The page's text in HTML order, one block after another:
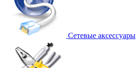
Сетевые аксессуары